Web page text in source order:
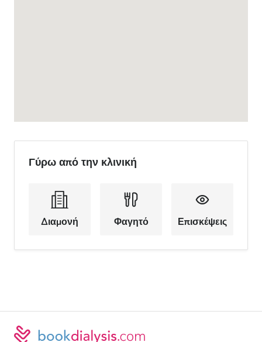
Γύρω από την κλινική
Διαμονή Φαγητό Επισκέψεις